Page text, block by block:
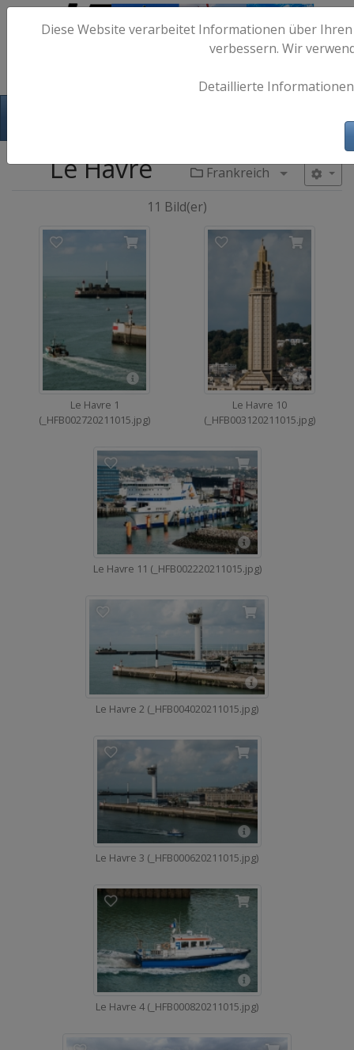
Frankreich Menü
Le Havre
11 Bild(er)
Le Havre 1
(_HFB002720211015.jpg)
Le Havre 10
(_HFB003120211015.jpg)
Le Havre 11 (_HFB002220211015.jpg)
Le Havre 2 (_HFB004020211015.jpg)
Le Havre 3 (_HFB000620211015.jpg)
Le Havre 4 (_HFB000820211015.jpg)
Diese Website verarbeitet Informationen über
verbessern. Wir
Detaillierte